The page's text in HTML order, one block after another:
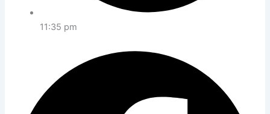
11:35 pm